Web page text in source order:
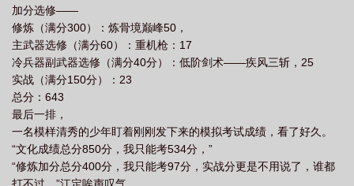
加分选修——
修炼（满分300）：炼骨境巅峰50，
主武器选修（满分60）：重机枪：17
冷兵器副武器选修（满分40分）：低阶剑术——疾风三斩，25
实战（满分150分）：23
总分：643
最后一排，
一名模样清秀的少年盯着刚刚发下来的模拟考试成绩，看了好久。
“文化成绩总分850分，我只能考534分，”
“修炼加分总分400分，我只能考97分，实战分更是不用说了，谁都